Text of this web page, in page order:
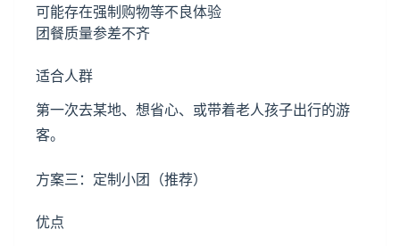
可能存在强制购物等不良体验
团餐质量参差不齐
适合人群
第一次去某地、想省心、或带着老人孩子出行的游
客。
方案三：定制小团（推荐）
优点